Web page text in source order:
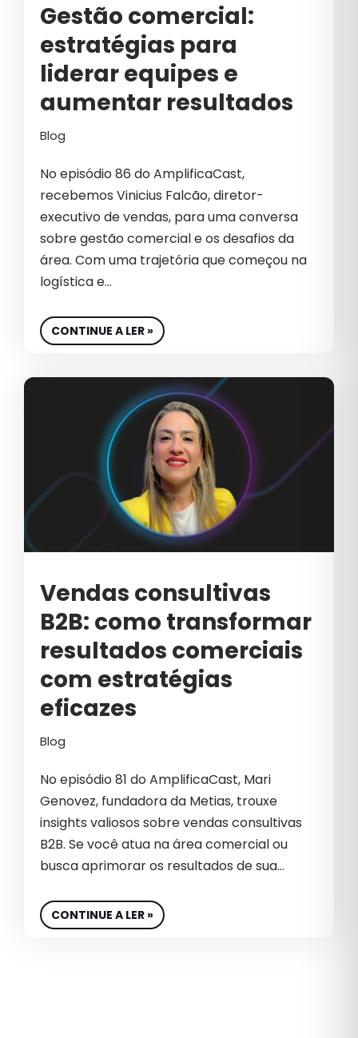
INTELIGÊNCIA ARTIFICIAL
INTELIGÊNCIA ARTIFICIAL NO
MARKETING
LÍDER
LIDERANÇA ESTRATÉGICA
LIDERANÇA NO MERCADO
LIDERANÇA OUVINTE
LÍDERES DE MARKETING E GROWTH
LINKEDIN
MARCAS
MARKETING
MARKETING B2B
MARKETING DIGITAL
MARKETING DIGITAL PARA
COSMÉTICOS
MARKETING EDUCACIONAL
MARKETING PARA COSMÉTICOS
MARKETING PREDITIVO
MERCADO IMOBILIÁRIO
MÍDIA PAGA
OUTBOUND MARKETING
PERFORMANCE DIGITAL
PERFORMANCE EM E-COMMERCE
RETORNO SOBRE INVESTIMENTO
Gestão comercial:
estratégias para
liderar equipes e
aumentar resultados
Blog
No episódio 86 do AmplificaCast,
recebemos Vinicius Falcão, diretor-
executivo de vendas, para uma conversa
sobre gestão comercial e os desafios da
área. Com uma trajetória que começou na
logística e…
CONTINUE A LER »
Vendas consultivas
B2B: como transformar
resultados comerciais
com estratégias
eficazes
Blog
No episódio 81 do AmplificaCast, Mari
Genovez, fundadora da Metias, trouxe
insights valiosos sobre vendas consultivas
B2B. Se você atua na área comercial ou
busca aprimorar os resultados de sua…
CONTINUE A LER »